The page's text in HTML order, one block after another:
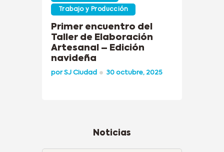
Trabajo y Producción
Primer encuentro del
Taller de Elaboración
Artesanal – Edición
navideña
porSJ Ciudad 30 octubre, 2025
Noticias